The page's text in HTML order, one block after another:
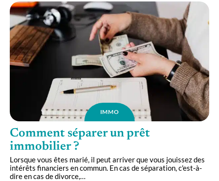
IMMO
Comment séparer un prêt
immobilier ?
Lorsque vous êtes marié, il peut arriver que vous jouissez des
intérêts financiers en commun. En cas de séparation, c'est-à-
dire en cas de divorce,